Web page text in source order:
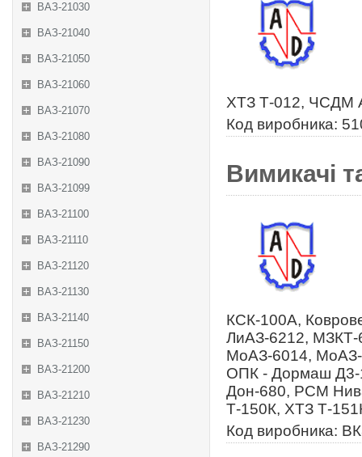
ВАЗ-21030
ВАЗ-21040
ВАЗ-21050
ВАЗ-21060
ВАЗ-21070
ВАЗ-21080
ВАЗ-21090
ВАЗ-21099
ВАЗ-21100
ВАЗ-21110
ВАЗ-21120
ВАЗ-21130
ВАЗ-21140
ВАЗ-21150
ВАЗ-21200
ВАЗ-21210
ВАЗ-21230
ВАЗ-21290
ХТЗ Т-012, ЧСДМ
Код виробника:
Вимикачі
КСК-100А,
ЛиАЗ-6212,
МоАЗ-6014,
ОПК - Дормаш
Дон-680, РСМ
Т-150К, ХТЗ Т-
Код виробника: